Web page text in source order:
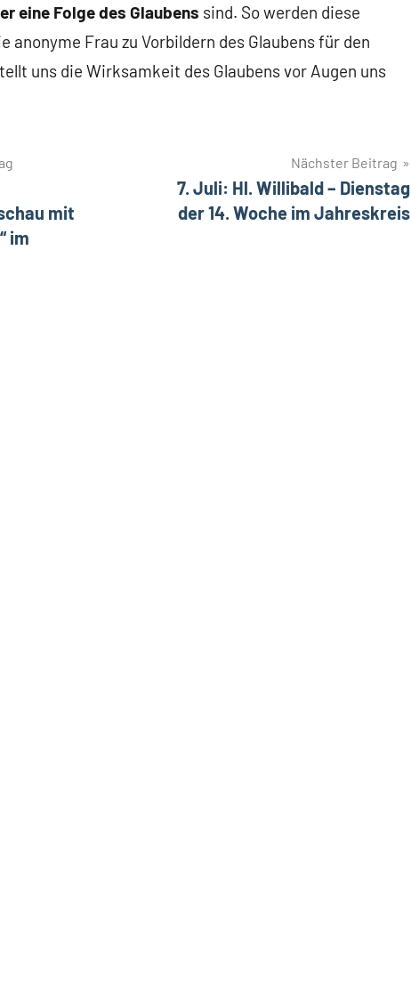
eine Folge des Glaubens sind. So werden diese
anonyme Frau zu Vorbildern des Glaubens für den
uns die Wirksamkeit des Glaubens vor Augen uns
mit
im
Nächster Beitrag
7. Juli: Hl. Willibald – Dienstag
der 14. Woche im Jahreskreis